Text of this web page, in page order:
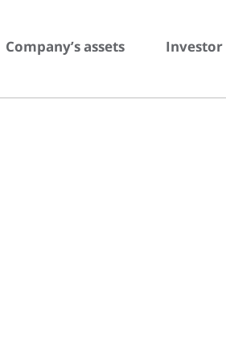
Company’s assets Investor